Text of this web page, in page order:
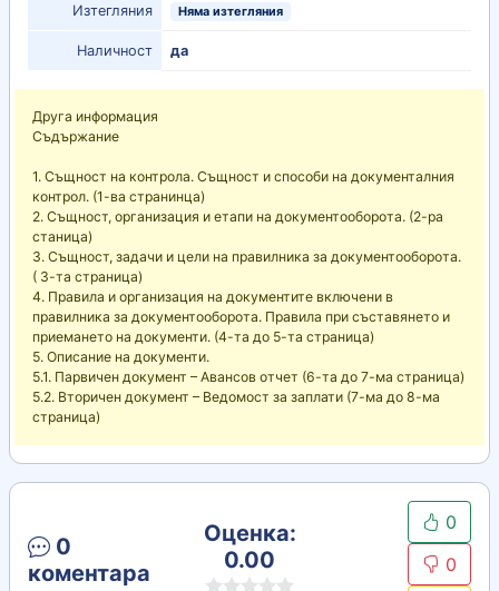
Изтегляния Няма изтегляния
Наличност да
Друга информация
Съдържание
1. Същност на контрола. Същност и способи на документалния
контрол. (1-ва странинца)
2. Същност, организация и етапи на документооборота. (2-ра
станица)
3. Същност, задачи и цели на правилника за документооборота.
( 3-та страница)
4. Правила и организация на документите включени в
правилника за документооборота. Правила при съставянето и
приемането на документи. (4-та до 5-та страница)
5. Описание на документи.
5.1. Парвичен документ – Авансов отчет (6-та до 7-ма страница)
5.2. Вторичен документ – Ведомост за заплати (7-ма до 8-ма
страница)
0
коментара
Оценка:
0.00
0
0